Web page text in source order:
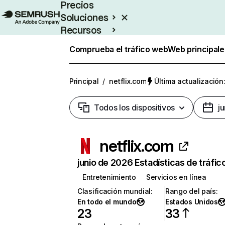
Precios
Soluciones
Recursos
Comprueba el tráfico webWeb
Principal / netflix.com Última
Todos los dispositivos
netflix.com
junio de 2026 Estadísticas de
Entretenimiento
Servicios en línea
Clasificación mundial:
En todo el mundo
23
Rango del país:
Estados Unidos
33